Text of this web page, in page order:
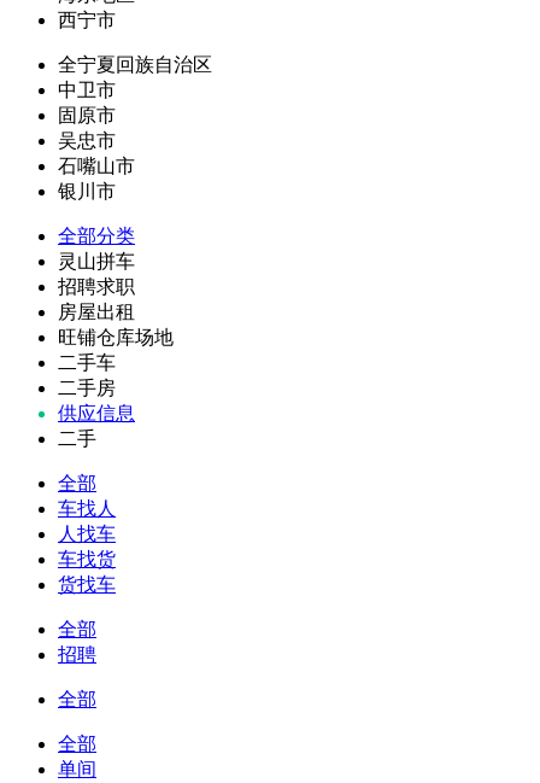
西宁市
全宁夏回族自治区
中卫市
固原市
吴忠市
石嘴山市
银川市
全部分类
灵山拼车
招聘求职
房屋出租
旺铺仓库场地
二手车
二手房
供应信息
二手
全部
车找人
人找车
车找货
货找车
全部
招聘
全部
全部
单间